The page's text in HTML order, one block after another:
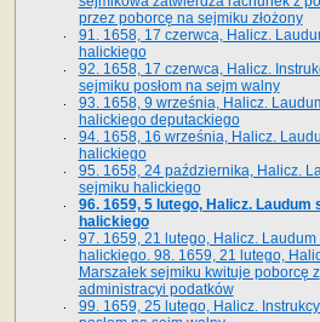
przez poborcę na sejmiku złożony
91. 1658, 17 czerwca, Halicz.
halickiego
92. 1658, 17 czerwca, Halicz.
sejmiku posłom na sejm walny
93. 1658, 9 września, Halicz.
halickiego deputackiego
94. 1658, 16 września, Halicz.
halickiego
95. 1658, 24 października, Halicz.
sejmiku halickiego
96. 1659, 5 lutego, Halicz. Laudum
halickiego
97. 1659, 21 lutego, Halicz. Laudum
halickiego. 98. 1659, 21 lutego,
Marszałek sejmiku kwituje poborcę z
administracyi podatków
99. 1659, 25 lutego, Halicz.